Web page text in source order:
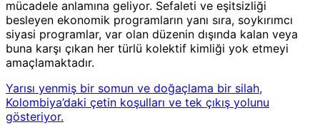
mücadele anlamına geliyor. Sefaleti ve eşitsizliği
besleyen ekonomik programların yanı sıra, soykırımcı
siyasi programlar, var olan düzenin dışında kalan veya
buna karşı çıkan her türlü kolektif kimliği yok etmeyi
amaçlamaktadır.
Yarısı yenmiş bir somun ve doğaçlama bir silah,
Kolombiya’daki çetin koşulları ve tek çıkış yolunu
gösteriyor.